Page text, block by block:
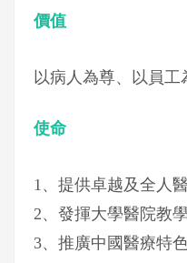
價值
以病人為尊、以員工
使命
1、提供卓越及全人
2、發揮大學醫院教
3、推廣中國醫療特